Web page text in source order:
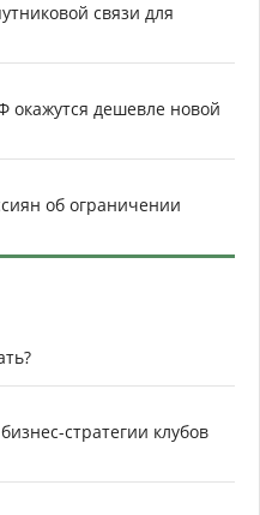
связи для
окажутся дешевле новой
об ограничении
стратегии клубов